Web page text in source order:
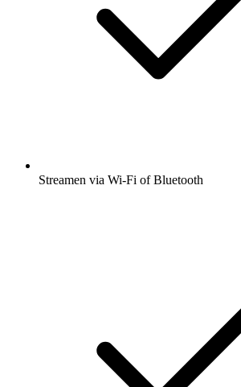
Streamen via Wi-Fi of Bluetooth